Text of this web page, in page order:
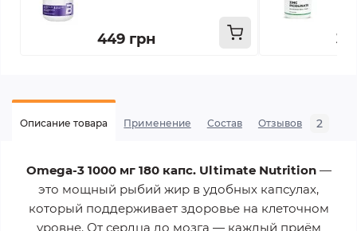
449 грн
Описание товара Применение Состав Отзывов 2
Omega-3 1000 мг 180 капс. Ultimate Nutrition—
это мощный рыбий жир в удобных капсулах,
который поддерживает здоровье на клеточном
уровне. От сердца до мозга — каждый приём